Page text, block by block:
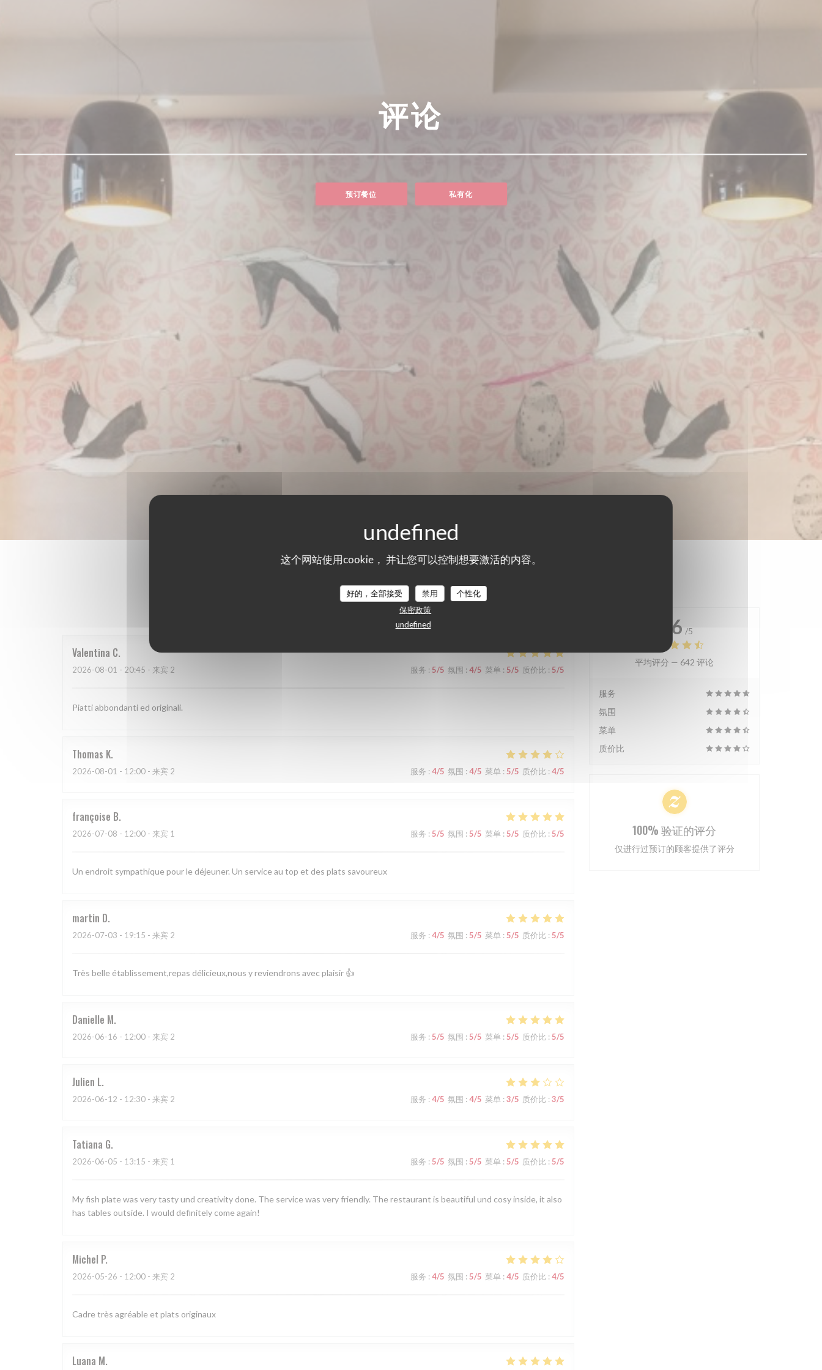
这个网站使用cookie， 并让您可以控制想要激活的内容。
好的，全部接受 禁用
个性化
保密政策
undefined
评论
预订餐位 私有化
我们的顾客评分
Valentina C
2026-08-01 - 20:45 - 来宾 2 服务 : 5/5 氛围 : 4/5 菜单 : 5/5 质价比 : 5/5
Piatti abbondanti ed originali.
Thomas K
2026-08-01 - 12:00 - 来宾 2 服务 : 4/5 氛围 : 4/5 菜单 : 5/5 质价比 : 4/5
françoise B
2026-07-08 - 12:00 - 来宾 1 服务 : 5/5 氛围 : 5/5 菜单 : 5/5 质价比 : 5/5
Un endroit sympathique pour le déjeuner. Un service au top et des plats savoureux
martin D
2026-07-03 - 19:15 - 来宾 2 服务 : 4/5 氛围 : 5/5 菜单 : 5/5 质价比 : 5/5
Très belle établissement,repas délicieux,nous y reviendrons avec plaisir 👍
Danielle M
2026-06-16 - 12:00 - 来宾 2 服务 : 5/5 氛围 : 5/5 菜单 : 5/5 质价比 : 5/5
Julien L
2026-06-12 - 12:30 - 来宾 2 服务 : 4/5 氛围 : 4/5 菜单 : 3/5 质价比 : 3/5
Tatiana G
2026-06-05 - 13:15 - 来宾 1 服务 : 5/5 氛围 : 5/5 菜单 : 5/5 质价比 : 5/5
My fish plate was very tasty und creativity done. The service was very friendly. The restaurant is beautiful und cosy inside, it also
has tables outside. I would definitely come again!
Michel P
2026-05-26 - 12:00 - 来宾 2 服务 : 4/5 氛围 : 5/5 菜单 : 4/5 质价比 : 4/5
Cadre très agréable et plats originaux
Luana M
4.6 /5
平均评分 — 642 评论
服务
氛围
菜单
质价比
100% 验证的评分
仅进行过预订的顾客提供了评分